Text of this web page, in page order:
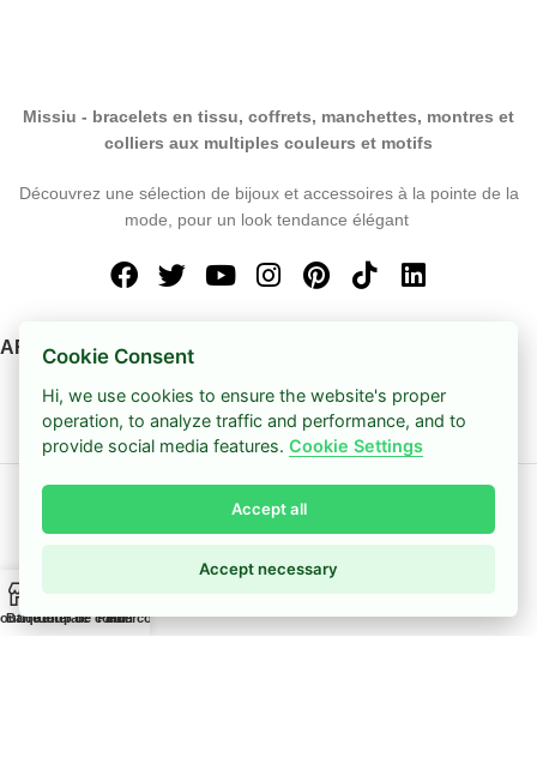
Missiu - bracelets en tissu, coffrets, manchettes, montres et
colliers aux multiples couleurs et motifs
Découvrez une sélection de bijoux et accessoires à la pointe de la
mode, pour un look tendance élégant
ARTICLES RÉCENTS DU BLOG
La perle est une pierre de naissance du mois de juin
11 mars 2026
Pas de commentaire
A PROPOS DE MISSIU
Bracelets Missiu
Barre latérale
Coup de cœur
Panier
Mon compte
Cookie Consent
Hi, we use cookies to ensure the website's proper
operation, to analyze traffic and performance, and to
provide social media features.Cookie Settings
Accept all
Accept necessary